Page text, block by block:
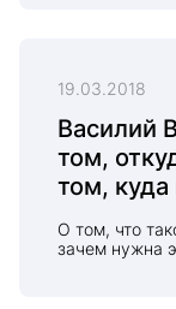
19.03.2018
Василий
том,
том, куда
О том, что
зачем нужна